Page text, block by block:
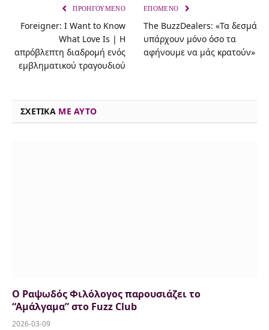
e
o
e
a
d
i
t
t
e
u
e
s
k
n
k
e
t
s
i
l
y
ΠΡΟΗΓΟΎΜΕΝΟ
Foreigner: I Want to Know
What Love Is | Η
απρόβλεπτη διαδρομή ενός
εμβληματικού τραγουδιού
ΕΠΌΜΕΝΟ
The BuzzDealers: «Τα δεσμά
υπάρχουν μόνο όσο τα
αφήνουμε να μάς κρατούν»
ΣΧΕΤΙΚΑ ME AYTO
Ο Ραψωδός Φιλόλογος παρουσιάζει το
“Αμάλγαμα” στο Fuzz Club
2026-03-09